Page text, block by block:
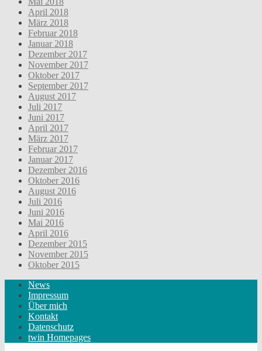
April 2018
März 2018
Februar 2018
Januar 2018
Dezember 2017
November 2017
Oktober 2017
September 2017
August 2017
Juli 2017
Juni 2017
April 2017
März 2017
Februar 2017
Januar 2017
Dezember 2016
Oktober 2016
August 2016
Juli 2016
Juni 2016
Mai 2016
April 2016
Dezember 2015
November 2015
Oktober 2015
News
Impressum
Über mich
Kontakt
Datenschutz
twin Homepages